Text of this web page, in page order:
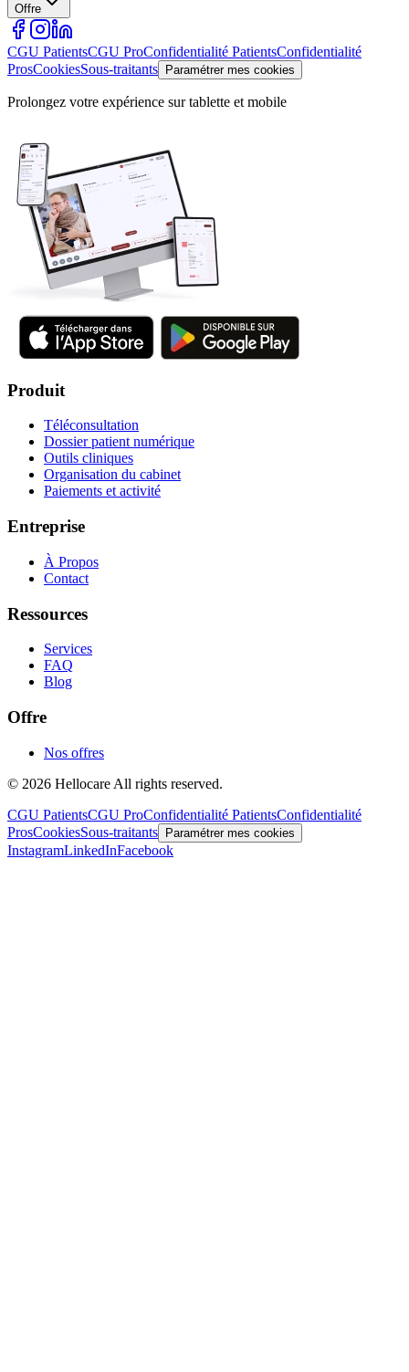
Offre
CGU PatientsCGU ProConfidentialité PatientsConfidentialité
ProsCookiesSous-traitants Paramétrer mes cookies
Prolongez votre expérience sur tablette et mobile
Produit
Téléconsultation
Dossier patient numérique
Outils cliniques
Organisation du cabinet
Paiements et activité
Entreprise
À Propos
Contact
Ressources
Services
FAQ
Blog
Offre
Nos offres
© 2026 Hellocare All rights reserved.
CGU PatientsCGU ProConfidentialité PatientsConfidentialité
ProsCookiesSous-traitants Paramétrer mes cookies
InstagramLinkedInFacebook